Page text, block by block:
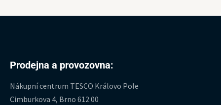
Prodejna a provozovna:
Nákupní centrum TESCO Královo Pole
Cimburkova 4, Brno 612 00